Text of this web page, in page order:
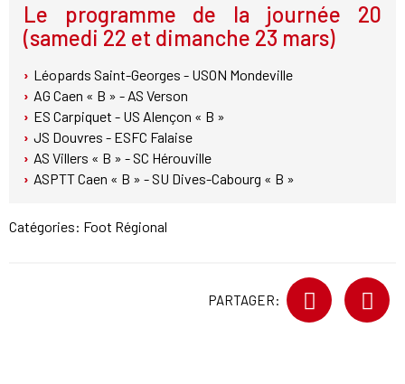
Le programme de la journée 20
(samedi 22 et dimanche 23 mars)
Léopards Saint-Georges - USON Mondeville
AG Caen « B » - AS Verson
ES Carpiquet - US Alençon « B »
JS Douvres - ESFC Falaise
AS Villers « B » - SC Hérouville
ASPTT Caen « B » - SU Dives-Cabourg « B »
Catégories: Foot Régional
PARTAGER: